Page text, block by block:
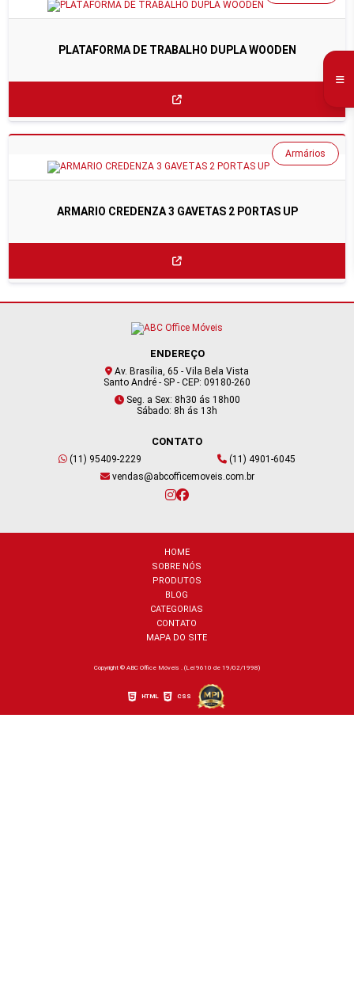
PLATAFORMA DE TRABALHO DUPLA WOODEN
ARMARIO CREDENZA 3 GAVETAS 2 PORTAS UP
Armários
ENDEREÇO
Av. Brasília, 65 - Vila Bela Vista
Santo André - SP - CEP: 09180-260
Seg. a Sex: 8h30 ás 18h00
Sábado: 8h ás 13h
CONTATO
(11) 95409-2229
(11) 4901-6045
vendas@abcofficemoveis.com.br
HOME
SOBRE NÓS
PRODUTOS
BLOG
CATEGORIAS
CONTATO
MAPA DO SITE
Copyright © ABC Office Móveis . (Lei 9610 de 19/02/1998)
HTML CSS